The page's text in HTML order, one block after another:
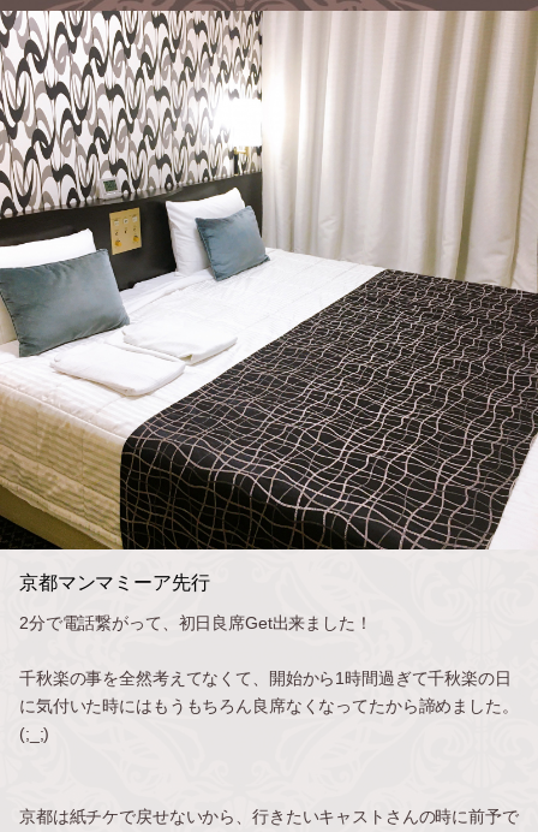
京都マンマミーア先行
2分で電話繋がって、初日良席Get出来ました！
千秋楽の事を全然考えてなくて、開始から1時間過ぎて千秋楽の日
に気付いた時にはもうもちろん良席なくなってたから諦めました。
(;_;)
京都は紙チケで戻せないから、行きたいキャストさんの時に前予で